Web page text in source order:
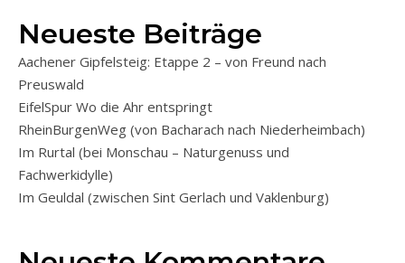
Neueste Beiträge
Aachener Gipfelsteig: Etappe 2 – von Freund nach
Preuswald
EifelSpur Wo die Ahr entspringt
RheinBurgenWeg (von Bacharach nach Niederheimbach)
Im Rurtal (bei Monschau – Naturgenuss und
Fachwerkidylle)
Im Geuldal (zwischen Sint Gerlach und Vaklenburg)